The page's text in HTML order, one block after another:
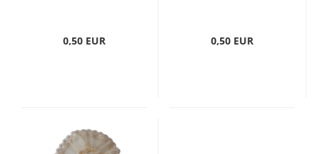
0,50 EUR 0,50 EUR